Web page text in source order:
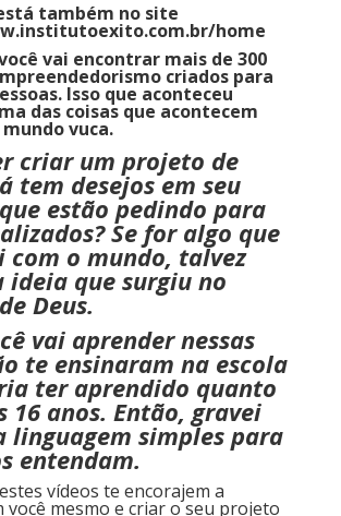
também no site
home
vai encontrar mais de 300
criados para
Isso que aconteceu
das coisas que acontecem
vuca.
criar um projeto de
tem desejos em seu
estão pedindo para
Se for algo que
o mundo, talvez
ideia que surgiu no
Deus.
vai aprender nessas
te ensinaram na escola
ter aprendido quanto
16 anos. Então, gravei
linguagem simples para
entendam.
vídeos te encorajem a
você mesmo e criar o seu projeto